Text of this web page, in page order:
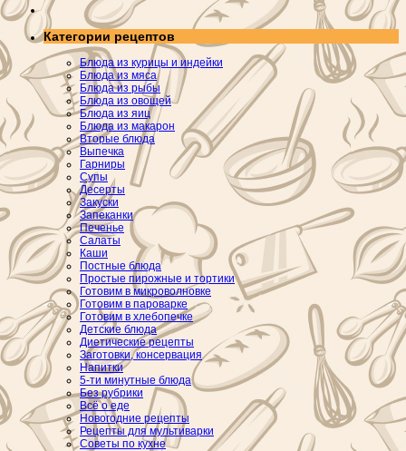
Категории рецептов
Блюда из курицы и индейки
Блюда из мяса
Блюда из рыбы
Блюда из овощей
Блюда из яиц
Блюда из макарон
Вторые блюда
Выпечка
Гарниры
Супы
Десерты
Закуски
Запеканки
Печенье
Салаты
Каши
Постные блюда
Простые пирожные и тортики
Готовим в микроволновке
Готовим в пароварке
Готовим в хлебопечке
Детские блюда
Диетические рецепты
Заготовки, консервация
Напитки
5-ти минутные блюда
Без рубрики
Всё о еде
Новогодние рецепты
Рецепты для мультиварки
Советы по кухне